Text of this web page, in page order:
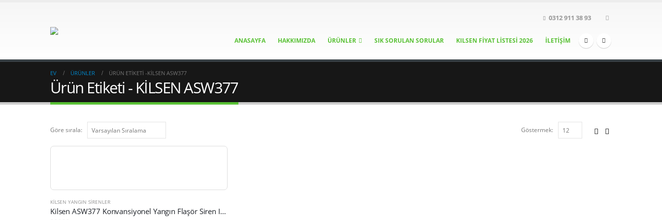
0312 911 38 93
ANASAYFA HAKKIMIZDA ÜRÜNLER SIK SORULAN SORULAR KILSEN FİYAT LİSTESİ 2026 İLETIŞIM
EV ÜRÜNLER ÜRÜN ETIKETI -KİLSEN ASW377
Ürün Etiketi - KİLSEN ASW377
Göre sırala: Göstermek:
KILSEN YANGIN SIRENLER
Kilsen ASW377 Konvansiyonel Yangın Flaşör Siren IP66